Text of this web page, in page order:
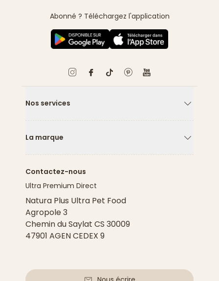
Abonné ? Téléchargez l'application
Nos services
La marque
Contactez-nous
Ultra Premium Direct
Natura Plus Ultra Pet Food
Agropole 3
Chemin du Saylat CS 30009
47901 AGEN CEDEX 9